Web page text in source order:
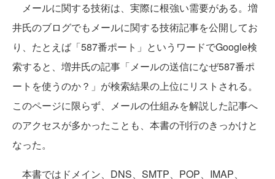
メールに関する技術は、実際に根強い需要がある。増
井氏のブログでもメールに関する技術記事を公開してお
り、たとえば「587番ポート」というワードでGoogle検
索すると、増井氏の記事「メールの送信になぜ587番ポ
ートを使うのか？」が検索結果の上位にリストされる。
このページに限らず、メールの仕組みを解説した記事へ
のアクセスが多かったことも、本書の刊行のきっかけと
なった。
本書ではドメイン、DNS、SMTP、POP、IMAP、